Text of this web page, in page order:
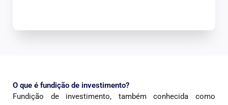
O que é fundição de investimento?
Fundição de investimento, também conhecida como